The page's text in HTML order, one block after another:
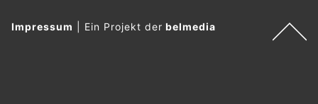
Impressum Ein Projekt derbelmedia